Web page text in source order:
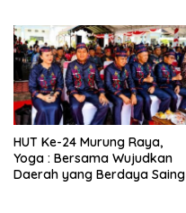
HUT Ke-24 Murung Raya,
Yoga : Bersama Wujudkan
Daerah yang Berdaya Saing